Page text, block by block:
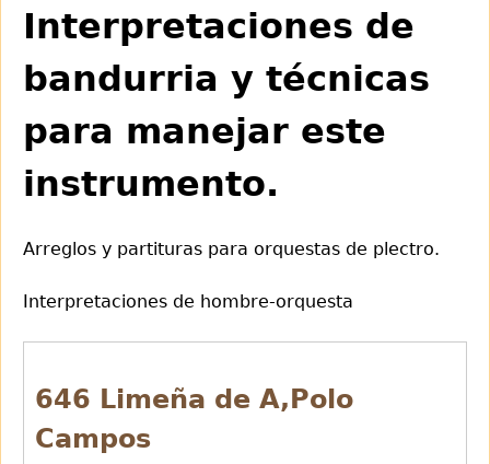
to
top
Interpretaciones de
bandurria y técnicas
para manejar este
instrumento.
Arreglos y partituras para orquestas de plectro.
Interpretaciones de hombre-orquesta
top
646 Limeña de A,Polo
Campos